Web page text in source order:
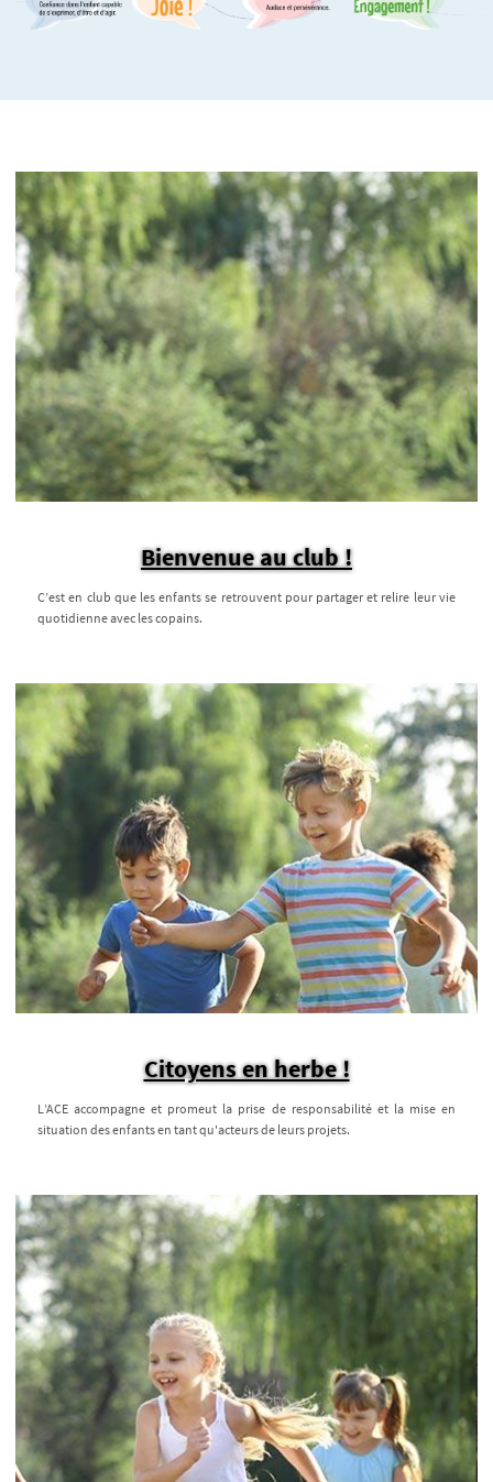
Bienvenue au club !
C’est en club que les enfants se retrouvent pour partager et relire leur vie
quotidienne avec les copains.
Citoyens en herbe !
L’ACE accompagne et promeut la prise de responsabilité et la mise en
situation des enfants en tant qu'acteurs de leurs projets.